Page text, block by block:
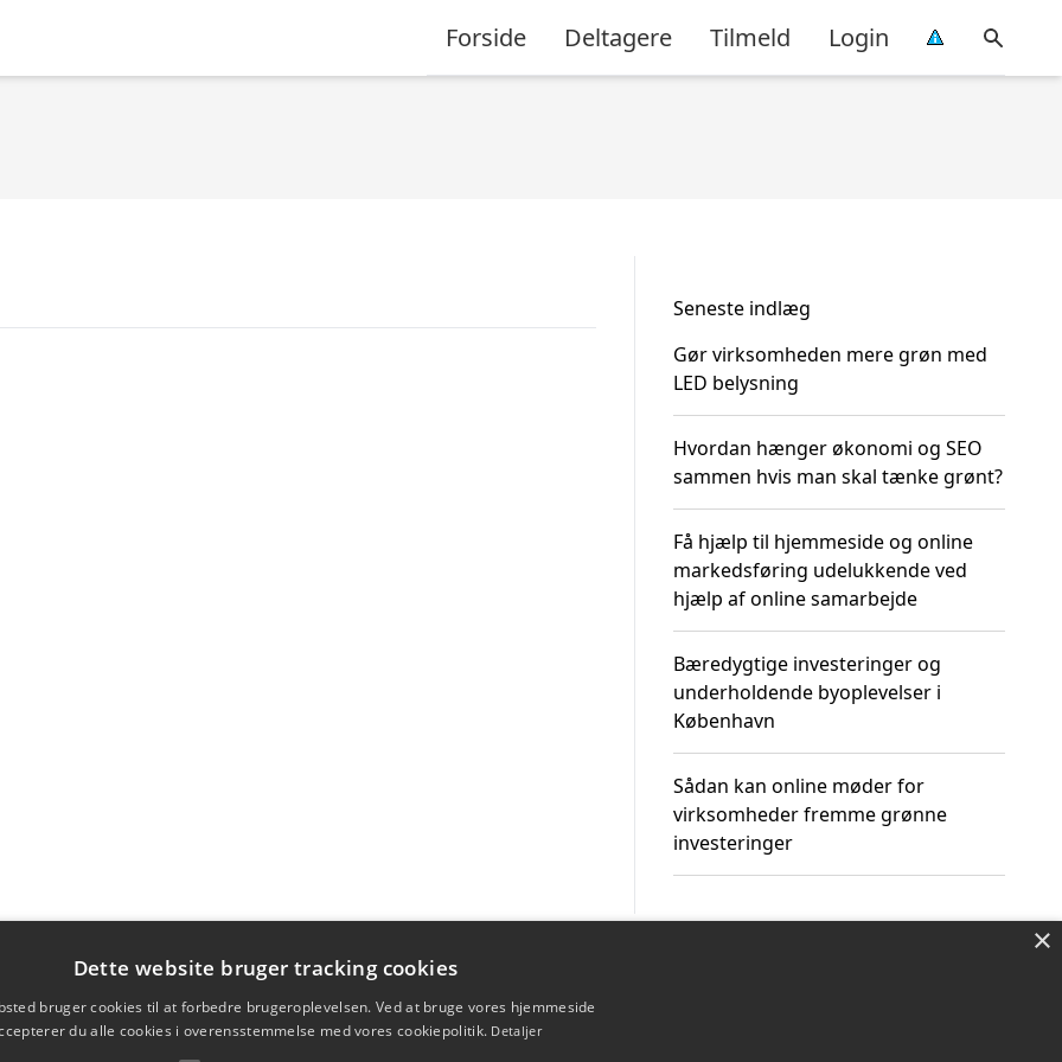
Forside Deltagere Tilmeld Login
Seneste indlæg
Gør virksomheden mere grøn med
LED belysning
Hvordan hænger økonomi og SEO
sammen hvis man skal tænke grønt?
Få hjælp til hjemmeside og online
markedsføring udelukkende ved
hjælp af online samarbejde
Bæredygtige investeringer og
underholdende byoplevelser i
København
Sådan kan online møder for
virksomheder fremme grønne
investeringer
×
Dette website bruger tracking cookies
bruger cookies til at forbedre brugeroplevelsen. Ved at bruge vores hjemmeside
du alle cookies i overensstemmelse med vores cookiepolitik. Detaljer